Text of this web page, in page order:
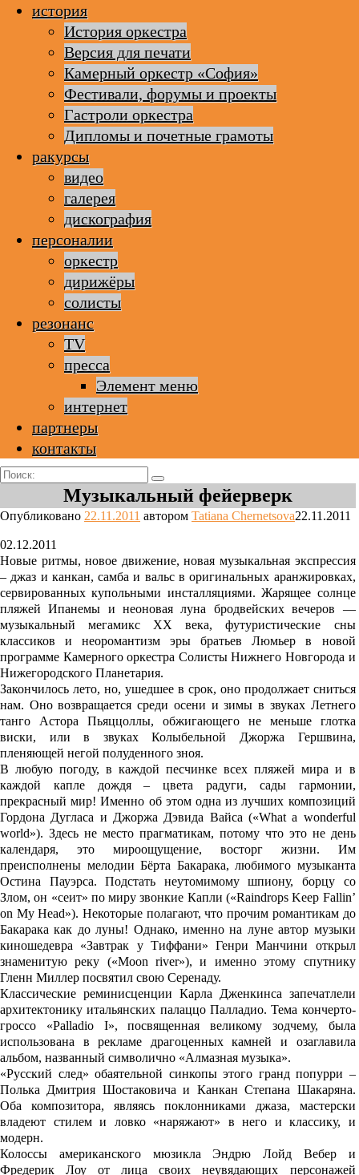
история
История оркестра
Версия для печати
Камерный оркестр «София»
Фестивали, форумы и проекты
Гастроли оркестра
Дипломы и почетные грамоты
ракурсы
видео
галерея
дискография
персоналии
оркестр
дирижёры
солисты
резонанс
TV
пресса
Элемент меню
интернет
партнеры
контакты
Поиск:
Музыкальный фейерверк
Опубликовано 22.11.2011 автором Tatiana Chernetsova22.11.2011
02.12.2011
Новые ритмы, новое движение, новая музыкальная экспрессия
– джаз и канкан, самба и вальс в оригинальных аранжировках,
сервированных купольными инсталляциями. Жарящее солнце
пляжей Ипанемы и неоновая луна бродвейских вечеров —
музыкальный мегамикс ХХ века, футуристические сны
классиков и неоромантизм эры братьев Люмьер в новой
программе Камерного оркестра Солисты Нижнего Новгорода и
Нижегородского Планетария.
Закончилось лето, но, ушедшее в срок, оно продолжает сниться
нам. Оно возвращается среди осени и зимы в звуках Летнего
танго Астора Пьяццоллы, обжигающего не меньше глотка
виски, или в звуках Колыбельной Джоржа Гершвина,
пленяющей негой полуденного зноя.
В любую погоду, в каждой песчинке всех пляжей мира и в
каждой капле дождя – цвета радуги, сады гармонии,
прекрасный мир! Именно об этом одна из лучших композиций
Гордона Дугласа и Джоржа Дэвида Вайса («What a wonderful
world»). Здесь не место прагматикам, потому что это не день
календаря, это мироощущение, восторг жизни. Им
преисполнены мелодии Бёрта Бакарака, любимого музыканта
Остина Пауэрса. Подстать неутомимому шпиону, борцу со
Злом, он «сеит» по миру звонкие Капли («Raindrops Keep Fallin’
on My Head»). Некоторые полагают, что прочим романтикам до
Бакарака как до луны! Однако, именно на луне автор музыки
киношедевра «Завтрак у Тиффани» Генри Манчини открыл
знаменитую реку («Moon river»), и именно этому спутнику
Гленн Миллер посвятил свою Серенаду.
Классические реминисценции Карла Дженкинса запечатлели
архитектонику итальянских палаццо Палладио. Тема кончерто-
гроссо «Palladio I», посвященная великому зодчему, была
использована в рекламе драгоценных камней и озаглавила
альбом, названный символично «Алмазная музыка».
«Русский след» обаятельной синкопы этого гранд попурри –
Полька Дмитрия Шостаковича и Канкан Степана Шакаряна.
Оба композитора, являясь поклонниками джаза, мастерски
владеют стилем и ловко «наряжают» в него и классику, и
модерн.
Колоссы американского мюзикла Эндрю Лойд Вебер и
Фредерик Лоу от лица своих неувядающих персонажей